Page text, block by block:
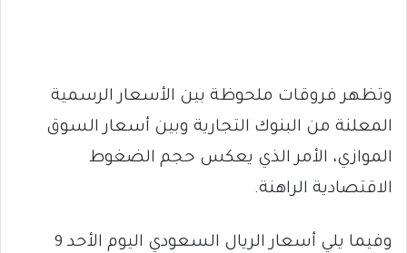
وتظهر فروقات ملحوظة بين الأسعار الرسمية
المعلنة من البنوك التجارية وبين أسعار السوق
الموازي، الأمر الذي يعكس حجم الضغوط
الاقتصادية الراهنة.
وفيما يلي أسعار الريال السعودي اليوم الأحد 9